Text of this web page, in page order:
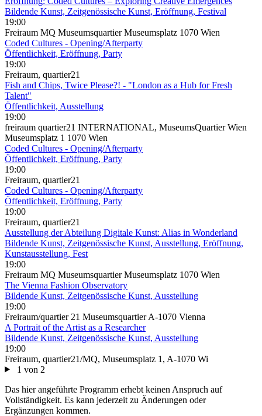
Bildende Kunst, Zeitgenössische Kunst, Eröffnung, Festival
19:00
Freiraum MQ Museumsquartier Museumsplatz 1070 Wien
Coded Cultures - Opening/Afterparty
Öffentlichkeit, Eröffnung, Party
19:00
Freiraum, quartier21
Fish and Chips, Twice Please?! - "London as a Hub for Fresh
Talent"
Öffentlichkeit, Ausstellung
19:00
freiraum quartier21 INTERNATIONAL, MuseumsQuartier Wien
Museumsplatz 1 1070 Wien
Coded Cultures - Opening/Afterparty
Öffentlichkeit, Eröffnung, Party
19:00
Freiraum, quartier21
Coded Cultures - Opening/Afterparty
Öffentlichkeit, Eröffnung, Party
19:00
Freiraum, quartier21
Ausstellung der Abteilung Digitale Kunst: Alias in Wonderland
Bildende Kunst, Zeitgenössische Kunst, Ausstellung, Eröffnung,
Kunstausstellung, Fest
19:00
Freiraum MQ Museumsquartier Museumsplatz 1070 Wien
The Vienna Fashion Observatory
Bildende Kunst, Zeitgenössische Kunst, Ausstellung
19:00
Freiraum/quartier 21 Museumsquartier A-1070 Vienna
A Portrait of the Artist as a Researcher
Bildende Kunst, Zeitgenössische Kunst, Ausstellung
19:00
Freiraum, quartier21/MQ, Museumsplatz 1, A-1070 Wi
1 von 2
Das hier angeführte Programm erhebt keinen Anspruch auf
Vollständigkeit. Es kann jederzeit zu Änderungen oder
Ergänzungen kommen.